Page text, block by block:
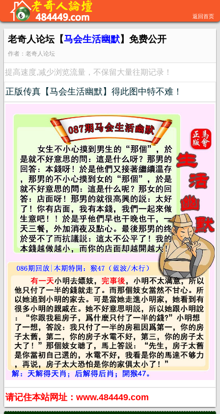
返回首页
老奇人论坛【马会生活幽默】免费公开
作者：老奇人论坛
提高速度,减少浏览流量，不保留大量往期记录！
正版传真【马会生活幽默】得此图中特不难！
请记住本站网址：www.484449.com